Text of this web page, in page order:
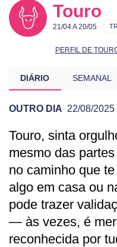
Touro
21/04 A 20/05
PERFIL DE
DIÁRIO SEMANAL
OUTRO DIA 22/08/2025
PREVISÃO DE
Touro, sinta
mesmo das
no caminho que
algo em casa ou
pode trazer
— às vezes, é
reconhecida por